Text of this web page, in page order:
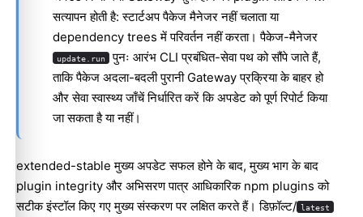
सत्यापन होती है: स्टार्टअप पैकेज मैनेजर नहीं चलाता या
dependency trees में परिवर्तन नहीं करता। पैकेज-मैनेजर
update.run पुनः आरंभ CLI प्रबंधित-सेवा पथ को सौंपे जाते हैं,
ताकि पैकेज अदला-बदली पुरानी Gateway प्रक्रिया के बाहर हो
और सेवा स्वास्थ्य जाँचें निर्धारित करें कि अपडेट को पूर्ण रिपोर्ट किया
जा सकता है या नहीं।
extended-stable मुख्य अपडेट सफल होने के बाद, मुख्य भाग के बाद
plugin integrity और अभिसरण पात्र आधिकारिक npm plugins को
सटीक इंस्टॉल किए गए मुख्य संस्करण पर लक्षित करते हैं। डिफ़ॉल्ट/ latest